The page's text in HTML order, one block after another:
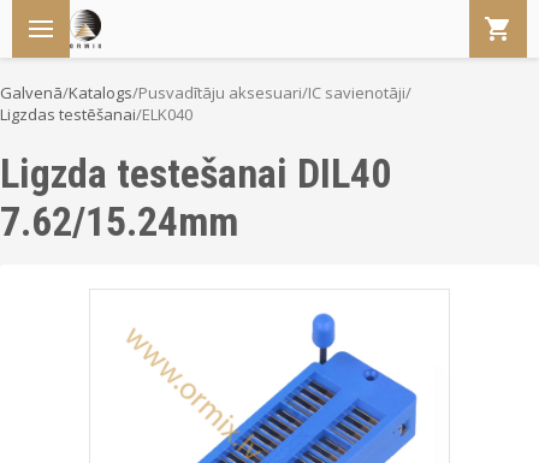
Galvenā/Katalogs/Pusvadītāju aksesuari/IC savienotāji/
Ligzdas testēšanai/ELK040
Ligzda testešanai DIL40
7.62/15.24mm